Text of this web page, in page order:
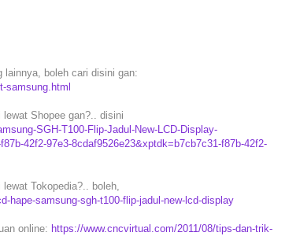
lainnya, boleh cari disini gan:
samsung.html
Shopee gan?.. disini
SGH-T100-Flip-Jadul-New-LCD-Display-
42f2-97e3-8cdaf9526e23&xptdk=b7cb7c31-f87b-42f2-
Tokopedia?.. boleh,
hape-samsung-sgh-t100-flip-jadul-new-lcd-display
online: https://www.cncvirtual.com/2011/08/tips-dan-trik-